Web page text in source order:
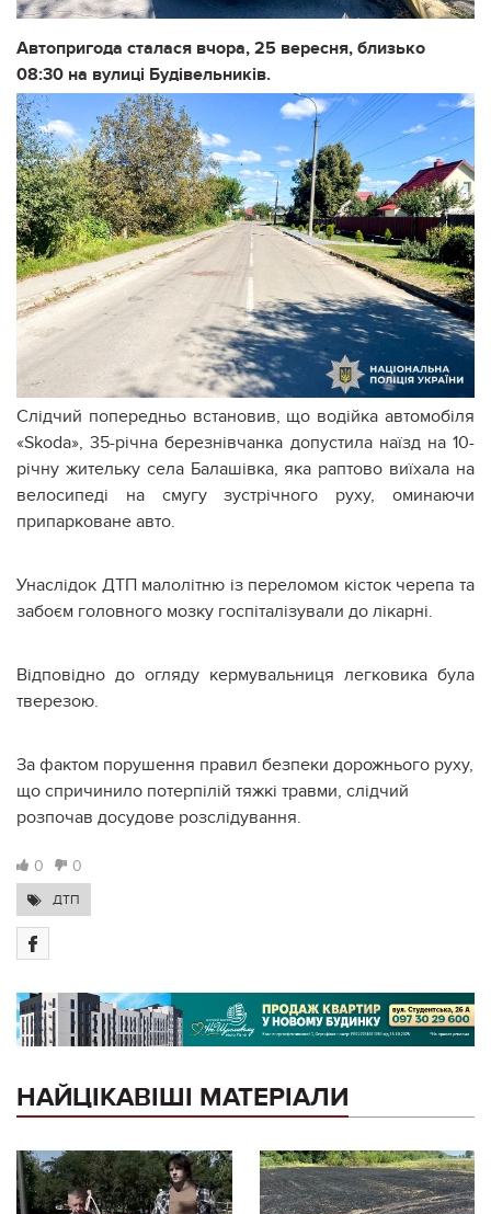
Автопригода сталася вчора, 25 вересня, близько
08:30 на вулиці Будівельників.
Слідчий попередньо встановив, що водійка автомобіля
«Skoda», 35-річна березнівчанка допустила наїзд на 10-
річну жительку села Балашівка, яка раптово виїхала на
велосипеді на смугу зустрічного руху, оминаючи
припарковане авто.
Унаслідок ДТП малолітню із переломом кісток черепа та
забоєм головного мозку госпіталізували до лікарні.
Відповідно до огляду кермувальниця легковика була
тверезою.
За фактом порушення правил безпеки дорожнього руху,
що спричинило потерпілій тяжкі травми, слідчий
розпочав досудове розслідування.
0 0
ДТП
НАЙЦІКАВІШІ МАТЕРІАЛИ